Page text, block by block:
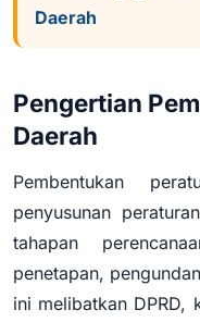
Daerah
Pengertian
Daerah
Pembentukan
penyusunan
tahapan
penetapan,
ini melibatkan DPRD,